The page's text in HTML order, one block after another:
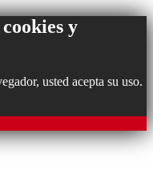
y
usted acepta su uso.